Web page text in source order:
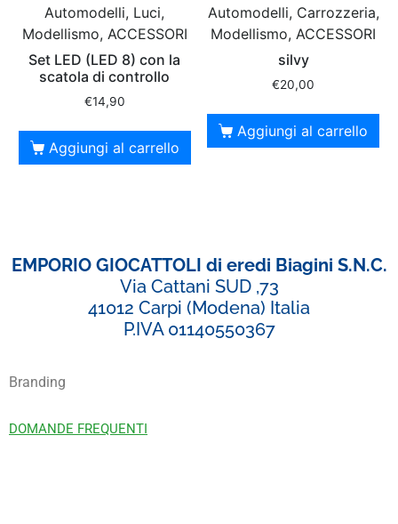
Automodelli, Luci,
Modellismo, ACCESSORI
Set LED (LED 8) con la
scatola di controllo
€14,90
Aggiungi al carrello
Automodelli, Carrozzeria,
Modellismo, ACCESSORI
silvy
€20,00
Aggiungi al carrello
EMPORIO GIOCATTOLI di eredi Biagini S.N.C.
Via Cattani SUD ,73
41012 Carpi (Modena) Italia
P.IVA 01140550367
Branding
DOMANDE FREQUENTI